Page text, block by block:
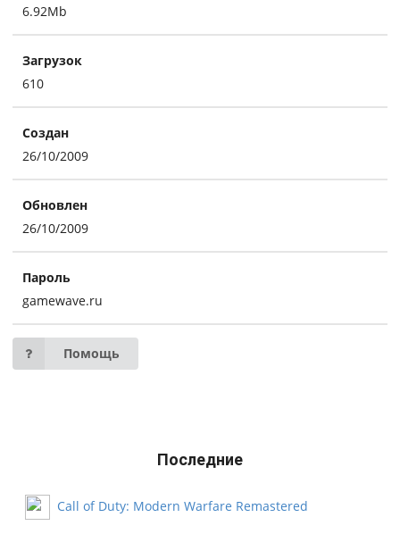
6.92Mb
Загрузок
610
Создан
26/10/2009
Обновлен
26/10/2009
Пароль
gamewave.ru
Помощь
Последние
Call of Duty: Modern Warfare Remastered